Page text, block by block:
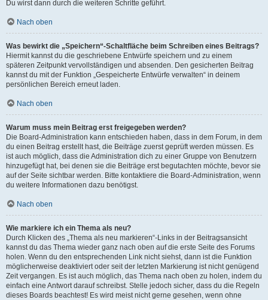
Du wirst dann durch die weiteren Schritte geführt.
Nach oben
Was bewirkt die „Speichern“-Schaltfläche beim Schreiben eines Beitrags?
Hiermit kannst du die geschriebene Entwürfe speichern und zu einem
späteren Zeitpunkt vervollständigen und absenden. Den gesicherten Beitrag
kannst du mit der Funktion „Gespeicherte Entwürfe verwalten“ in deinem
persönlichen Bereich erneut laden.
Nach oben
Warum muss mein Beitrag erst freigegeben werden?
Die Board-Administration kann entschieden haben, dass in dem Forum, in dem
du einen Beitrag erstellt hast, die Beiträge zuerst geprüft werden müssen. Es
ist auch möglich, dass die Administration dich zu einer Gruppe von Benutzern
hinzugefügt hat, bei denen sie die Beiträge erst begutachten möchte, bevor sie
auf der Seite sichtbar werden. Bitte kontaktiere die Board-Administration, wenn
du weitere Informationen dazu benötigst.
Nach oben
Wie markiere ich ein Thema als neu?
Durch Klicken des „Thema als neu markieren“-Links in der Beitragsansicht
kannst du das Thema wieder ganz nach oben auf die erste Seite des Forums
holen. Wenn du den entsprechenden Link nicht siehst, dann ist die Funktion
möglicherweise deaktiviert oder seit der letzten Markierung ist nicht genügend
Zeit vergangen. Es ist auch möglich, das Thema nach oben zu holen, indem du
einfach eine Antwort darauf schreibst. Stelle jedoch sicher, dass du die Regeln
dieses Boards beachtest! Es wird meist nicht gerne gesehen, wenn ohne